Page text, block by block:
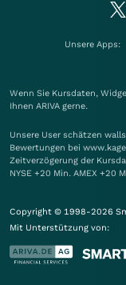
Unsere Apps:
Wenn Sie Kursdaten,
Ihnen ARIVA gerne.
Unsere User schätzen
Bewertungen bei
Zeitverzögerung der
NYSE +20 Min. AMEX +20
Copyright © 1998-2026
Mit Unterstützung von: